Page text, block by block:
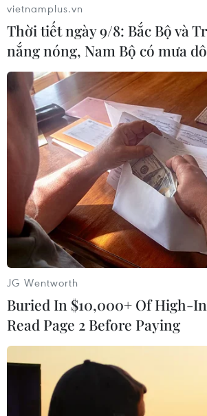
#Bộ Giáo dục và Đào tạo #Học sinh
#Cơ sở giáo dục
#Thi học sinh giỏi
Theo dõi VietnamPlus
TIN LIÊN QUAN
vietnamplus.vn
Thời tiết ngày 9/8: Bắc Bộ và
nắng nóng, Nam Bộ có mưa
JG Wentworth
Buried In $10,000+ Of High-
Read Page 2 Before Paying